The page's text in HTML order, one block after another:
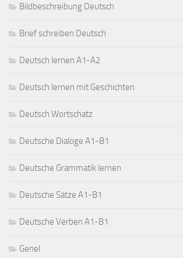
Bildbeschreibung Deutsch
Brief schreiben Deutsch
Deutsch lernen A1-A2
Deutsch lernen mit Geschichten
Deutsch Wortschatz
Deutsche Dialoge A1-B1
Deutsche Grammatik lernen
Deutsche Sätze A1-B1
Deutsche Verben A1-B1
Genel